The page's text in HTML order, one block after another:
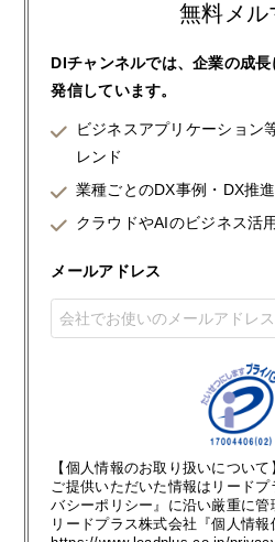
無料メル
DIチャンネルでは、企業の成
発信しています。
ビジネスアプリケーション
レンド
業種ごとのDX事例・DX推
クラウドやAIのビジネス活
メールアドレス
【個人情報のお取り扱いについて
ご提供いただいた情報はリードプ
バシーポリシー』に沿い厳重に管
リードプラス株式会社『個人情報